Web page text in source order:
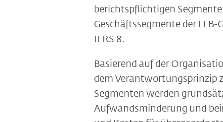
berichtspflichtigen
Geschäftssegmente der
IFRS 8.
Basierend auf der
dem Verantwortungsprinzip
Segmenten werden
Aufwandsminderung und